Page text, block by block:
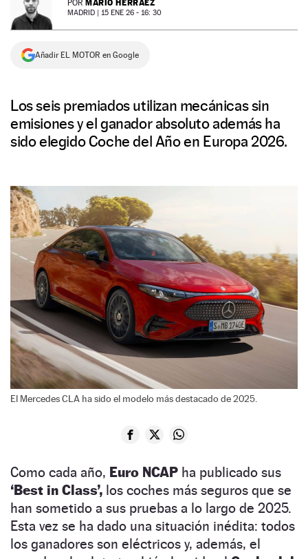
NEWSLETTER
SÍGUENOS
POR MARIO HERRÁEZ
MADRID | 15 ENE 26 - 16: 30
Añadir EL MOTOR en Google
Los seis premiados utilizan mecánicas sin
emisiones y el ganador absoluto además ha
sido elegido Coche del Año en Europa 2026.
El Mercedes CLA ha sido el modelo más destacado de 2025.
Como cada año, Euro NCAP ha publicado sus
‘Best in Class’, los coches más seguros que se
han sometido a sus pruebas a lo largo de 2025.
Esta vez se ha dado una situación inédita: todos
los ganadores son eléctricos y, además, el